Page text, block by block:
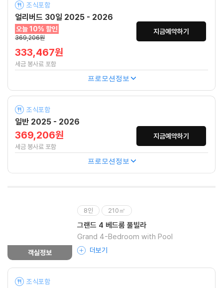
얼리버드 30일 2025 - 2026
조식포함
오늘 10% 할인
369,206원
333,467원
세금 봉사료 포함
지금예약하기
프로모션정보
일반 2025 - 2026
조식포함
369,206원
세금 봉사료 포함
지금예약하기
프로모션정보
객실정보
8인 210㎡
그랜드 4 베드룸 풀빌라
Grand 4-Bedroom with Pool
더보기
조식포함